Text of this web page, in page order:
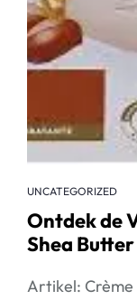
UNCATEGORIZED
Ontdek de
Shea
Artikel: Crème